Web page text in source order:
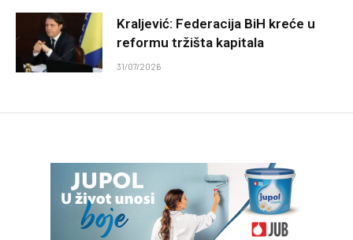
Kraljević: Federacija BiH kreće u
reformu tržišta kapitala
31/07/2026